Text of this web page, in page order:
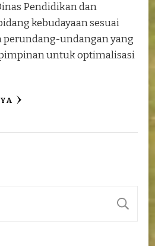
Pendidikan dan
kebudayaan sesuai
perundang-undangan yang
untuk optimalisasi